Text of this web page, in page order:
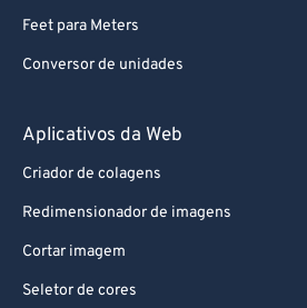
Feet para Meters
Conversor de unidades
Aplicativos da Web
Criador de colagens
Redimensionador de imagens
Cortar imagem
Seletor de cores